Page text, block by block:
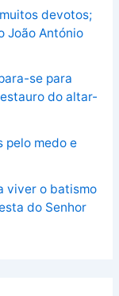
devotos;
João António
se para
do altar-
pelo medo e
viver o batismo
do Senhor